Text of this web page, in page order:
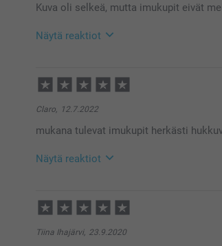
Kuva oli selkeä, mutta imukupit eivät
Näytä reaktiot
14:10
Hei Lenni!
Kiitos palautteesta. Ikävä kuulla
Lämpimät terveiset
Claro, 12.7.2022
mukana tulevat imukupit herkästi
Näytä reaktiot
11:58
Hei Claro
Suuret kiitokset 5 tähdestä ja
Tiina Ihajärvi, 23.9.2020